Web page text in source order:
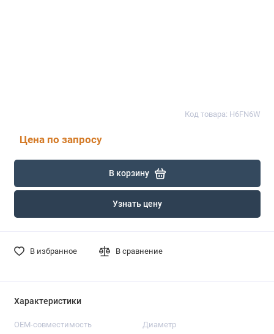
Код товара: H6FN6W
Цена по запросу
В корзину
Узнать цену
В избранное В сравнение
Характеристики
OEM-совместимость Диаметр